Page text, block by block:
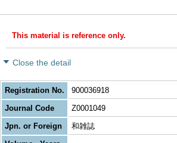
This material is reference only.
Close the detail
Registration No.
900036918
Journal Code
Z0001049
Jpn. or Foreign
和雑誌